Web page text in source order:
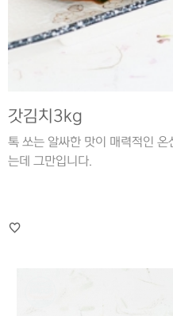
갓김치3kg
톡 쏘는 알싸한 맛이 매력적인
는데 그만입니다.